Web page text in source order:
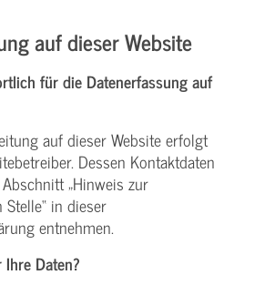
auf dieser Website
für die Datenerfassung auf
auf dieser Website erfolgt
Dessen Kontaktdaten
„Hinweis zur
in dieser
entnehmen.
Daten?